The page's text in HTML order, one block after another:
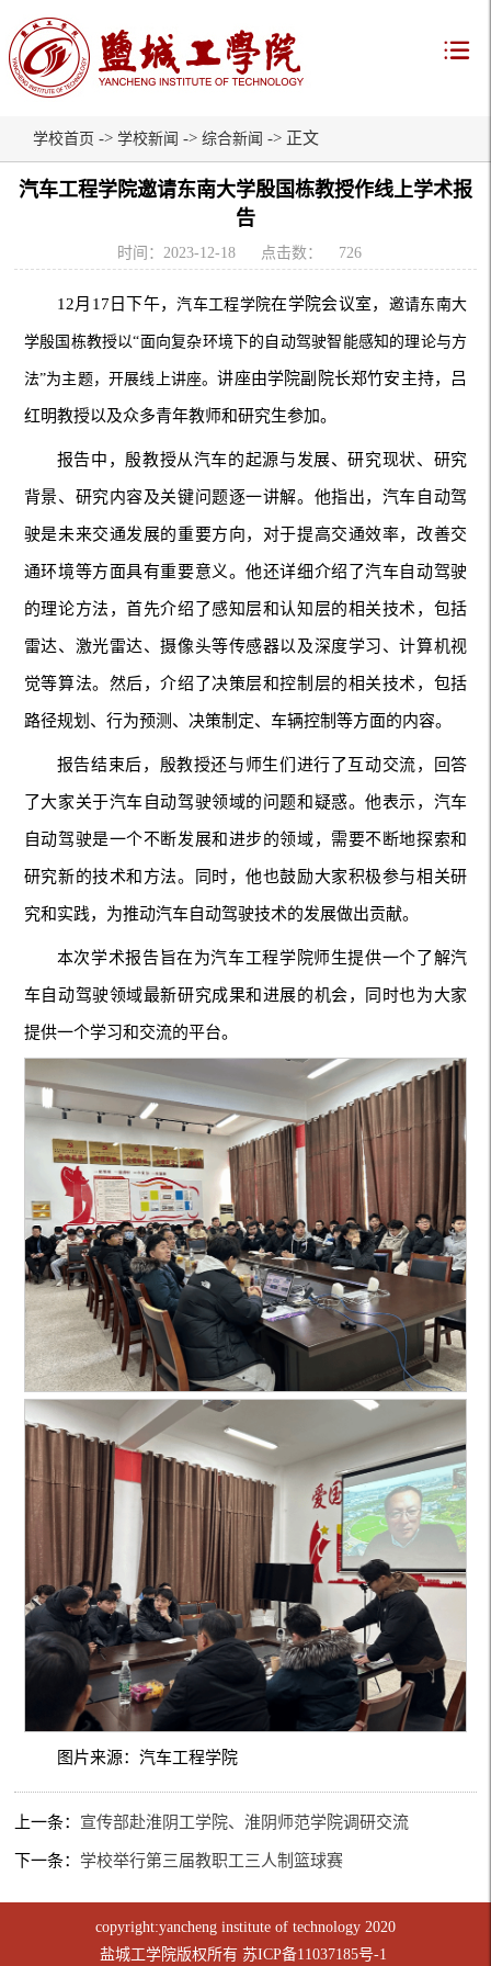
学校首页 -> 学校新闻 -> 综合新闻 -> 正文
汽车工程学院邀请东南大学殷国栋教授作线上学术报
告
时间：2023-12-18 点击数： 726
12月17日下午，汽车工程学院在学院会议室， 邀请东南大
学殷国栋教授以“面向复杂环境下的自动驾驶智能感知的理论与方
法”为主题，开展线上讲座。讲座由学院副院长郑竹安主持，吕
红明教授以及众多青年教师和研究生参加。
报告中，殷教授从汽车的起源与发展、研究现状、研究
背景、研究内容及关键问题逐一讲解。他指出，汽车自动驾
驶是未来交通发展的重要方向，对于提高交通效率，改善交
通环境等方面具有重要意义。他还详细介绍了汽车自动驾驶
的理论方法，首先介绍了感知层和认知层的相关技术，包括
雷达、激光雷达、摄像头等传感器以及深度学习、计算机视
觉等算法。然后，介绍了决策层和控制层的相关技术，包括
路径规划、行为预测、决策制定、车辆控制等方面的内容。
报告结束后，殷教授还与师生们进行了互动交流，回答
了大家关于汽车自动驾驶领域的问题和疑惑。他表示，汽车
自动驾驶是一个不断发展和进步的领域，需要不断地探索和
研究新的技术和方法。同时，他也鼓励大家积极参与相关研
究和实践，为推动汽车自动驾驶技术的发展做出贡献。
本次学术报告旨在为汽车工程学院师生提供一个了解汽
车自动驾驶领域最新研究成果和进展的机会，同时也为大家
提供一个学习和交流的平台。
图片来源：汽车工程学院
上一条： 宣传部赴淮阴工学院、淮阴师范学院调研交流
下一条： 学校举行第三届教职工三人制篮球赛
copyright:yancheng institute of technology 2020
盐城工学院版权所有 苏ICP备11037185号-1